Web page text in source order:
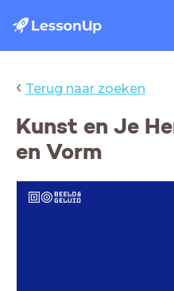
‹ Terug naar zoeken
Kunst en Je
en Vorm